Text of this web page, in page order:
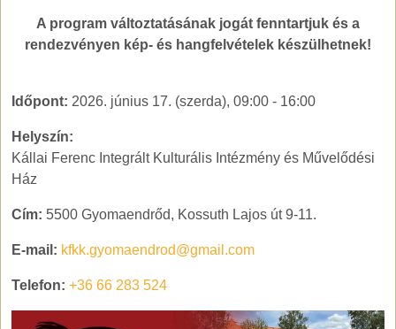
A program változtatásának jogát fenntartjuk és a
rendezvényen kép- és hangfelvételek készülhetnek!
Időpont: 2026. június 17. (szerda), 09:00 - 16:00
Helyszín:
Kállai Ferenc Integrált Kulturális Intézmény és Művelődési
Ház
Cím: 5500 Gyomaendrőd, Kossuth Lajos út 9-11.
E-mail: kfkk.gyomaendrod@gmail.com
Telefon: +36 66 283 524